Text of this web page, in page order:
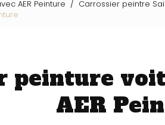
AER Peinture
Carrossier peintre
peinture
AER